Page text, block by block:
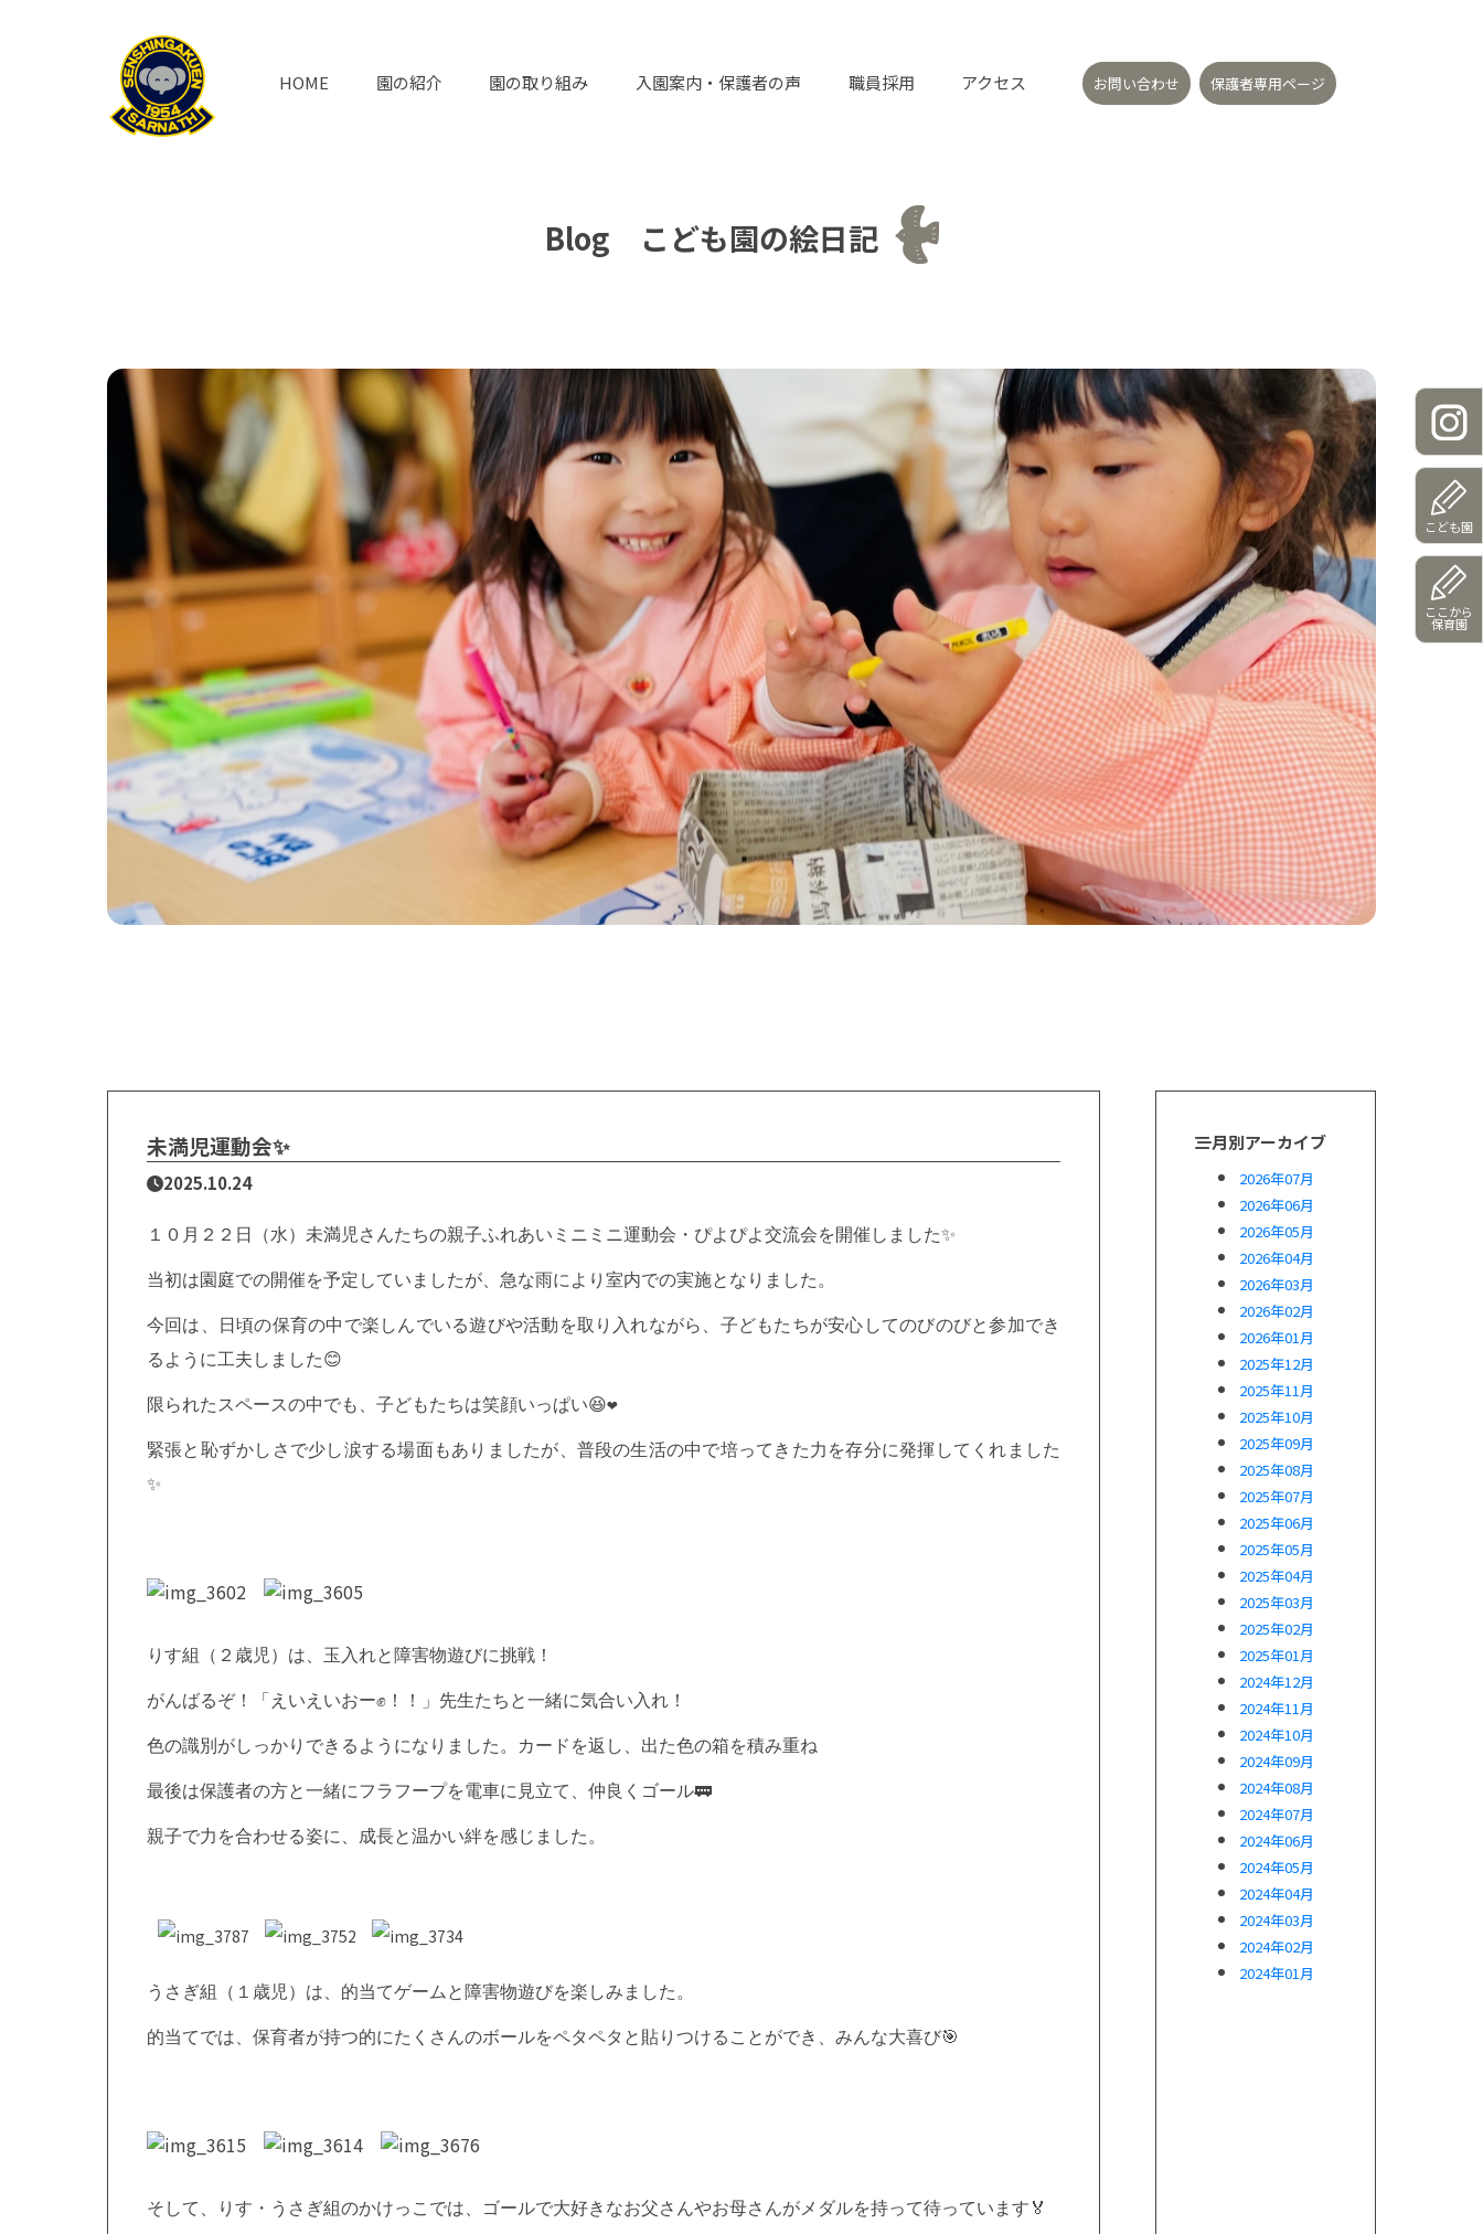
HOME 園の紹介 園の取り組み 入園案内・保護者の声 職員採用 アクセス お問い合わせ 保護者専用ページ
Blog こども園の絵日記
未満児運動会✨
2025.10.24
１０月２２日（水）未満児さんたちの親子ふれあいミニミニ運動会・ぴよぴよ交流会を開催しました✨
当初は園庭での開催を予定していましたが、急な雨により室内での実施となりました。
今回は、日頃の保育の中で楽しんでいる遊びや活動を取り入れながら、子どもたちが安心してのびのびと参加でき
るように工夫しました😊
限られたスペースの中でも、子どもたちは笑顔いっぱい😆❤️
緊張と恥ずかしさで少し涙する場面もありましたが、普段の生活の中で培ってきた力を存分に発揮してくれました
✨
りす組（２歳児）は、玉入れと障害物遊びに挑戦！
がんばるぞ！「えいえいおー✊ ！！」先生たちと一緒に気合い入れ！
色の識別がしっかりできるようになりました。カードを返し、出た色の箱を積み重ね
最後は保護者の方と一緒にフラフープを電車に見立て、仲良くゴール🚃
親子で力を合わせる姿に、成長と温かい絆を感じました。
うさぎ組（１歳児）は、的当てゲームと障害物遊びを楽しみました。
的当てでは、保育者が持つ的にたくさんのボールをペタペタと貼りつけることができ、みんな大喜び🎯
そして、りす・うさぎ組のかけっこでは、ゴールで大好きなお父さんやお母さんがメダルを持って待っています 🏅
月別アーカイブ
2026年07月
2026年06月
2026年05月
2026年04月
2026年03月
2026年02月
2026年01月
2025年12月
2025年11月
2025年10月
2025年09月
2025年08月
2025年07月
2025年06月
2025年05月
2025年04月
2025年03月
2025年02月
2025年01月
2024年12月
2024年11月
2024年10月
2024年09月
2024年08月
2024年07月
2024年06月
2024年05月
2024年04月
2024年03月
2024年02月
2024年01月
こども園
ここから
保育園